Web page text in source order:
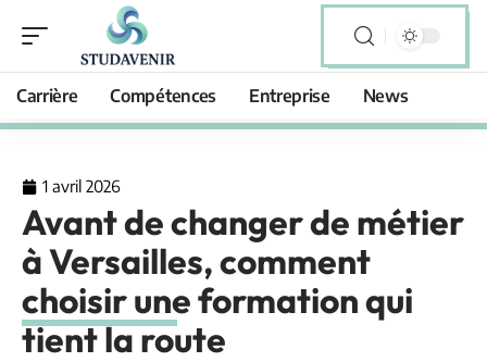
Carrière Compétences Entreprise News
1 avril 2026
Avant de changer de métier
à Versailles, comment
choisir une formation qui
tient la route